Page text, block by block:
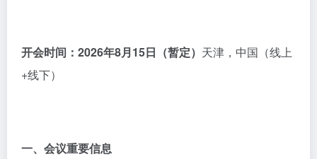
开会时间： 2026年8月15日 （暂定） 天津，中国（线上
+线下）
一、会议重要信息